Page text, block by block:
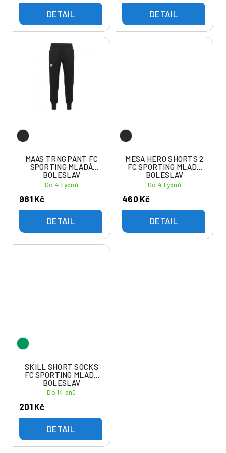
DETAIL DETAIL
MAAS TRNG PANT FC
SPORTING MLADÁ
BOLESLAV
Do 4 týdnů
981 Kč
DETAIL
MESA HERO SHORTS 2
FC SPORTING MLADÁ
BOLESLAV
Do 4 týdnů
460 Kč
DETAIL
SKILL SHORT SOCKS
FC SPORTING MLADÁ
BOLESLAV
Do 14 dnů
201 Kč
DETAIL